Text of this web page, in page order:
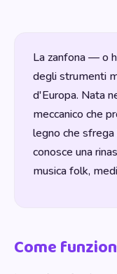
La zanfona — o
degli strumenti
d'Europa. Nata
meccanico che
legno che
conosce una
musica folk,
Come